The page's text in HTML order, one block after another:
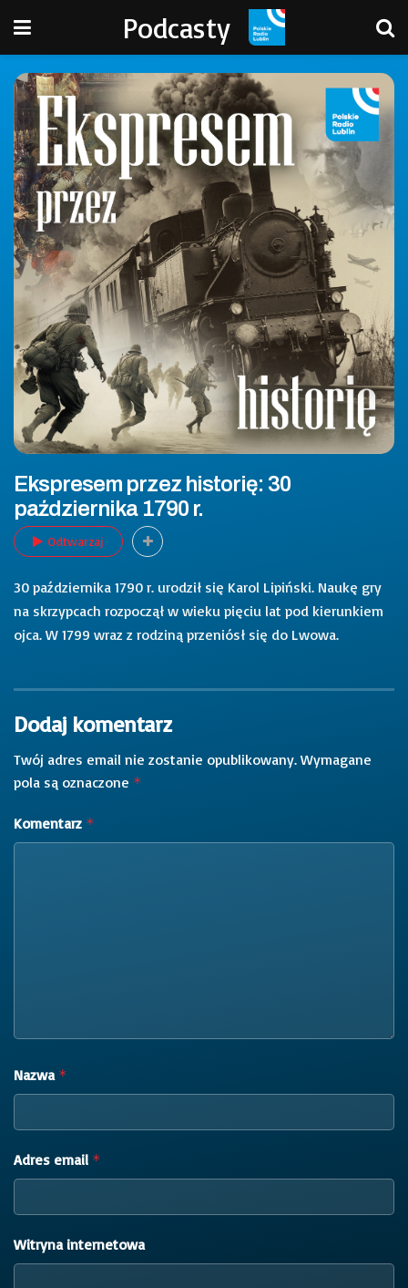
Podcasty
Ekspresem przez historię: 30
października 1790 r.
Odtwarzaj
30 października 1790 r. urodził się Karol Lipiński. Naukę gry
na skrzypcach rozpoczął w wieku pięciu lat pod kierunkiem
ojca. W 1799 wraz z rodziną przeniósł się do Lwowa.
Dodaj komentarz
Twój adres email nie zostanie opublikowany. Wymagane
pola są oznaczone *
Komentarz *
Nazwa *
Adres email *
Witryna internetowa